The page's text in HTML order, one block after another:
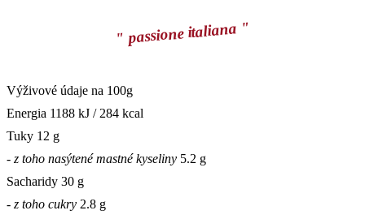
" passione italiana "
Výživové údaje na 100g
Energia 1188 kJ / 284 kcal
Tuky 12 g
- z toho nasýtené mastné kyseliny 5.2 g
Sacharidy 30 g
- z toho cukry 2.8 g